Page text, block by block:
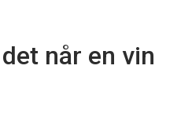
når en vin